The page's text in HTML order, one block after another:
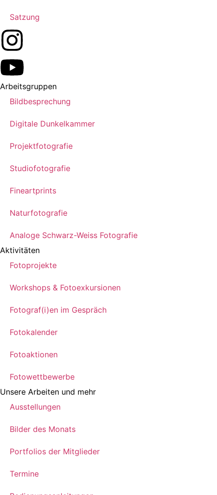
Satzung
Arbeitsgruppen
Bildbesprechung
Digitale Dunkelkammer
Projektfotografie
Studiofotografie
Fineartprints
Naturfotografie
Analoge Schwarz-Weiss Fotografie
Aktivitäten
Fotoprojekte
Workshops & Fotoexkursionen
Fotograf(i)en im Gespräch
Fotokalender
Fotoaktionen
Fotowettbewerbe
Unsere Arbeiten und mehr
Ausstellungen
Bilder des Monats
Portfolios der Mitglieder
Termine